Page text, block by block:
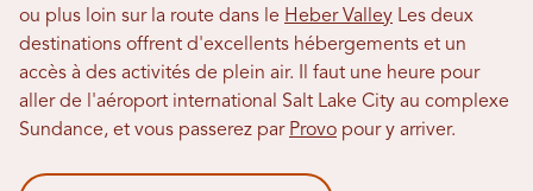
ou plus loin sur la route dans le Heber Valley Les deux
destinations offrent d'excellents hébergements et un
accès à des activités de plein air. Il faut une heure pour
aller de l'aéroport international Salt Lake City au complexe
Sundance, et vous passerez par Provo pour y arriver.